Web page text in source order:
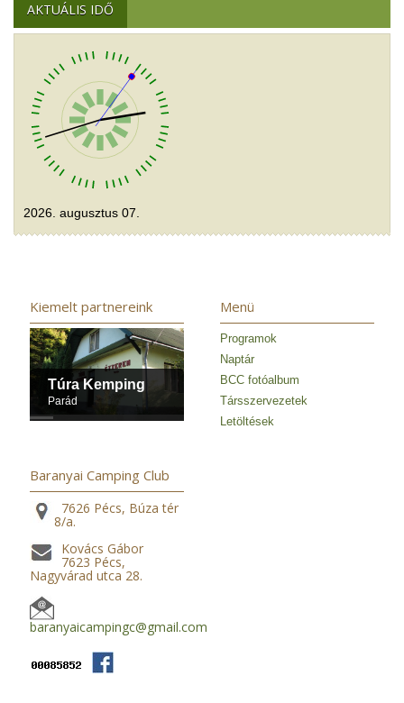
AKTUÁLIS IDŐ
2026. augusztus 07.
Kiemelt partnereink
Túra Kemping
Parád
Menü
Programok
Naptár
BCC fotóalbum
Társszervezetek
Letöltések
Baranyai Camping Club
7626 Pécs, Búza tér
8/a.
Kovács Gábor
7623 Pécs,
Nagyvárad utca 28.
baranyaicampingc@gmail.com